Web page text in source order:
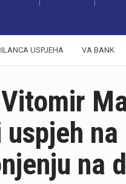
USPJEHA VA BANK
na